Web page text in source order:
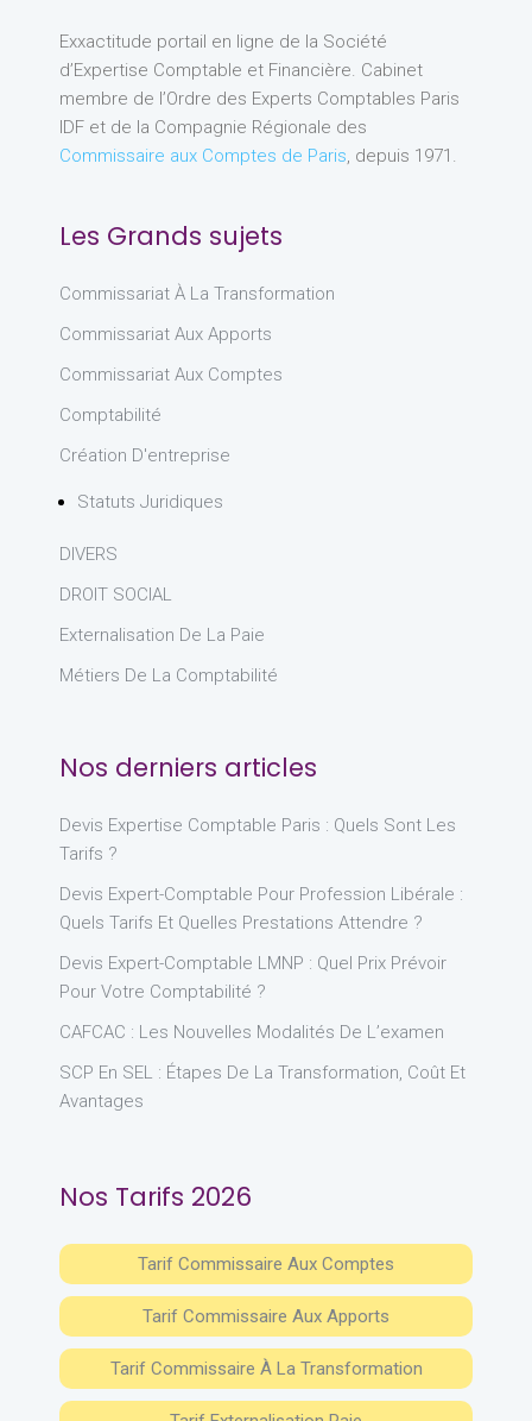
Exxactitude portail en ligne de la Société
d’Expertise Comptable et Financière. Cabinet
membre de l’Ordre des Experts Comptables Paris
IDF et de la Compagnie Régionale des
Commissaire aux Comptes de Paris, depuis 1971.
Les Grands sujets
Commissariat À La Transformation
Commissariat Aux Apports
Commissariat Aux Comptes
Comptabilité
Création D'entreprise
Statuts Juridiques
DIVERS
DROIT SOCIAL
Externalisation De La Paie
Métiers De La Comptabilité
Nos derniers articles
Devis Expertise Comptable Paris : Quels Sont Les
Tarifs ?
Devis Expert-Comptable Pour Profession Libérale :
Quels Tarifs Et Quelles Prestations Attendre ?
Devis Expert-Comptable LMNP : Quel Prix Prévoir
Pour Votre Comptabilité ?
CAFCAC : Les Nouvelles Modalités De L’examen
SCP En SEL : Étapes De La Transformation, Coût Et
Avantages
Nos Tarifs 2026
Tarif Commissaire Aux Comptes
Tarif Commissaire Aux Apports
Tarif Commissaire À La Transformation